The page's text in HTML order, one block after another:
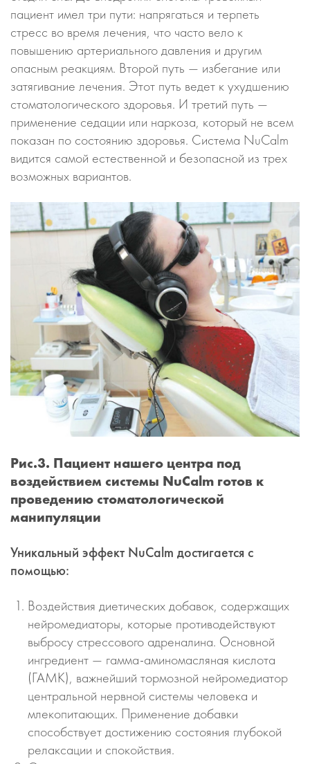
пациент имел три пути: напрягаться и терпеть
стресс во время лечения, что часто вело к
повышению артериального давления и другим
опасным реакциям. Второй путь — избегание или
затягивание лечения. Этот путь ведет к ухудшению
стоматологического здоровья. И третий путь —
применение седации или наркоза, который не всем
показан по состоянию здоровья. Система NuCalm
видится самой естественной и безопасной из трех
возможных вариантов.
Рис.3. Пациент нашего центра под
воздействием системы NuCalm готов к
проведению стоматологической
манипуляции
Уникальный эффект NuCalm достигается с
помощью:
Воздействия диетических добавок, содержащих
нейромедиаторы, которые противодействуют
выбросу стрессового адреналина. Основной
ингредиент — гамма-аминомасляная кислота
(ГАМК), важнейший тормозной нейромедиатор
центральной нервной системы человека и
млекопитающих. Применение добавки
способствует достижению состояния глубокой
релаксации и спокойствия.